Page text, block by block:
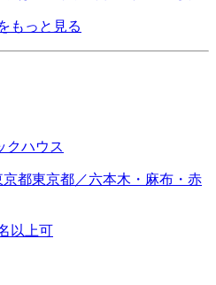
もっと見る
クハウス
京都東京都／六本木・麻布・赤
以上可